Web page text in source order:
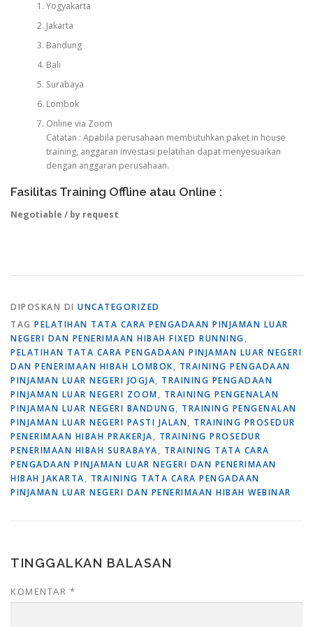
Yogyakarta
Jakarta
Bandung
Bali
Surabaya
Lombok
Online via Zoom
Catatan : Apabila perusahaan membutuhkan paket in house
training, anggaran investasi pelatihan dapat menyesuaikan
dengan anggaran perusahaan.
Fasilitas Training Offline atau Online :
Negotiable / by request
DIPOSKAN DI UNCATEGORIZED
TAG PELATIHAN TATA CARA PENGADAAN PINJAMAN LUAR
NEGERI DAN PENERIMAAN HIBAH FIXED RUNNING,
PELATIHAN TATA CARA PENGADAAN PINJAMAN LUAR NEGERI
DAN PENERIMAAN HIBAH LOMBOK, TRAINING PENGADAAN
PINJAMAN LUAR NEGERI JOGJA, TRAINING PENGADAAN
PINJAMAN LUAR NEGERI ZOOM, TRAINING PENGENALAN
PINJAMAN LUAR NEGERI BANDUNG, TRAINING PENGENALAN
PINJAMAN LUAR NEGERI PASTI JALAN, TRAINING PROSEDUR
PENERIMAAN HIBAH PRAKERJA, TRAINING PROSEDUR
PENERIMAAN HIBAH SURABAYA, TRAINING TATA CARA
PENGADAAN PINJAMAN LUAR NEGERI DAN PENERIMAAN
HIBAH JAKARTA, TRAINING TATA CARA PENGADAAN
PINJAMAN LUAR NEGERI DAN PENERIMAAN HIBAH WEBINAR
TINGGALKAN BALASAN
KOMENTAR *